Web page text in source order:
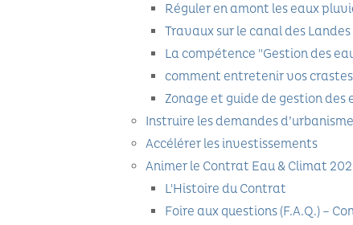
Réguler en amont les eaux
Travaux sur le canal des
La compétence "Gestion des
comment entretenir vos crastes
Zonage et guide de gestion des
Instruire les demandes d’urbanisme
Accélérer les investissements
Animer le Contrat Eau & Climat
L'Histoire du Contrat
Foire aux questions (F.A.Q.) –